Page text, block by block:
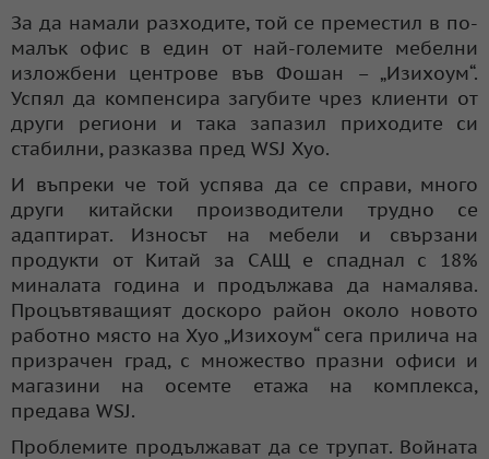
За да намали разходите, той се преместил в по-
малък офис в един от най-големите мебелни
изложбени центрове във Фошан – „Изихоум“.
Успял да компенсира загубите чрез клиенти от
други региони и така запазил приходите си
стабилни, разказва пред WSJ Хуо.
И въпреки че той успява да се справи, много
други китайски производители трудно се
адаптират. Износът на мебели и свързани
продукти от Китай за САЩ е спаднал с 18%
миналата година и продължава да намалява.
Процъвтяващият доскоро район около новото
работно място на Хуо „Изихоум“ сега прилича на
призрачен град, с множество празни офиси и
магазини на осемте етажа на комплекса,
предава WSJ.
Проблемите продължават да се трупат. Войната